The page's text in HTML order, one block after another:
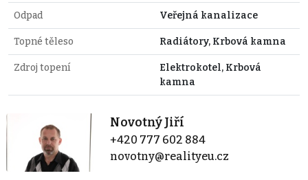
Odpad Veřejná kanalizace
Topné těleso Radiátory, Krbová kamna
Zdroj topení
Elektrokotel, Krbová
kamna
Novotný Jiří
+420 777 602 884
novotny@realityeu.cz